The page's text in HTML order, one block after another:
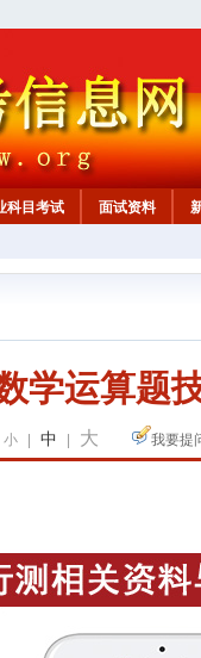
科目考试 面试资料
学运算题
小 中 大 我要提